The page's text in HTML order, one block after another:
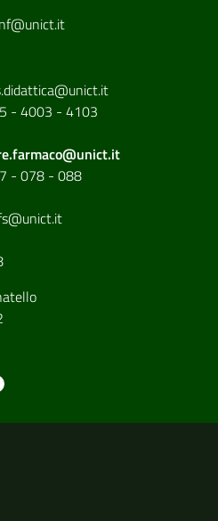
- 4003 - 4103
- 078 - 088
utili